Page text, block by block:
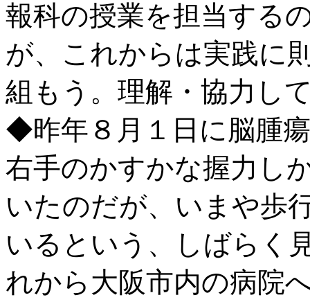
報科の授業を担当する
が、これからは実践に
組もう。理解・協力し
◆昨年８月１日に脳腫
右手のかすかな握力し
いたのだが、いまや歩
いるという、しばらく
れから大阪市内の病院